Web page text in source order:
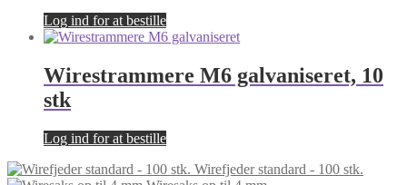
Log ind for at bestille
Wirestrammere M6 galvaniseret, 10
stk
Log ind for at bestille
Wirefjeder standard - 100 stk.